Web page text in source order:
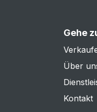
Gehe
Über
Kontakt